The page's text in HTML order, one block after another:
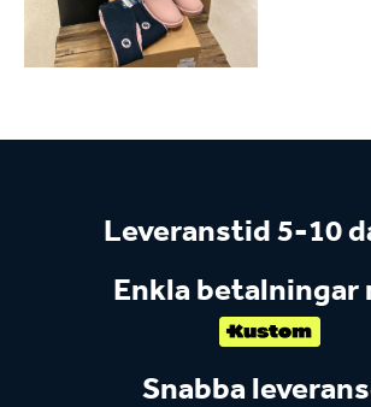
Leveranstid 5-10
Enkla betalningar
Snabba